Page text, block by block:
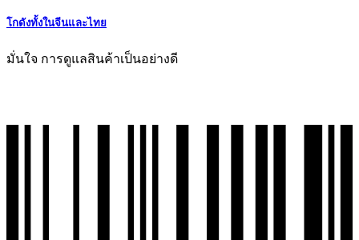
โกดังทั้งในจีนและไทย
มั่นใจ การดูแลสินค้าเป็นอย่างดี